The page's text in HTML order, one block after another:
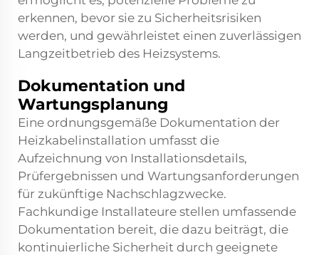
erkennen, bevor sie zu Sicherheitsrisiken
werden, und gewährleistet einen zuverlässigen
Langzeitbetrieb des Heizsystems.
Dokumentation und
Wartungsplanung
Eine ordnungsgemäße Dokumentation der
Heizkabelinstallation umfasst die
Aufzeichnung von Installationsdetails,
Prüfergebnissen und Wartungsanforderungen
für zukünftige Nachschlagzwecke.
Fachkundige Installateure stellen umfassende
Dokumentation bereit, die dazu beiträgt, die
kontinuierliche Sicherheit durch geeignete